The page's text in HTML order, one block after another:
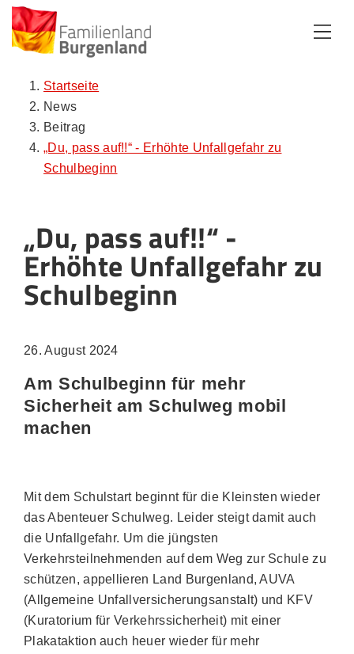
Startseite
News
Beitrag
„Du, pass auf!!“ - Erhöhte Unfallgefahr zu
Schulbeginn
„Du, pass auf!!“ -
Erhöhte Unfallgefahr zu
Schulbeginn
26. August 2024
Am Schulbeginn für mehr
Sicherheit am Schulweg mobil
machen
Mit dem Schulstart beginnt für die Kleinsten wieder
das Abenteuer Schulweg. Leider steigt damit auch
die Unfallgefahr. Um die jüngsten
Verkehrsteilnehmenden auf dem Weg zur Schule zu
schützen, appellieren Land Burgenland, AUVA
(Allgemeine Unfallversicherungsanstalt) und KFV
(Kuratorium für Verkehrssicherheit) mit einer
Plakataktion auch heuer wieder für mehr